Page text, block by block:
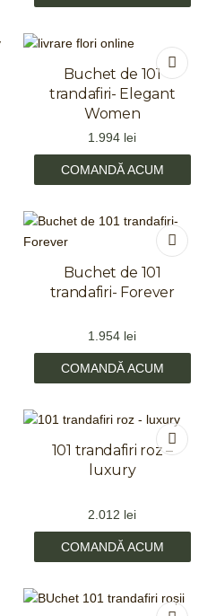
Buchet de 101
trandafiri- Elegant
Women
1.994 lei
COMANDĂ ACUM
Buchet de 101
trandafiri- Forever
1.954 lei
COMANDĂ ACUM
101 trandafiri roz –
luxury
2.012 lei
COMANDĂ ACUM